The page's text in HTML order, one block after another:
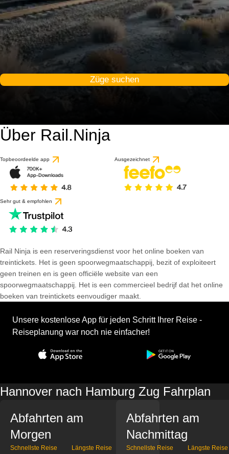
Züge suchen
Über Rail.Ninja
Topbeoordeelde app Ausgezeichnet
Sehr gut & empfohlen
Rail Ninja is een reserveringsdienst voor het online boeken van
treintickets. Het is geen spoorwegmaatschappij, bezit of exploiteert
geen treinen en is geen officiële website van een
spoorwegmaatschappij. Het is een commercieel bedrijf dat het online
boeken van treintickets eenvoudiger maakt.
Unsere kostenlose App für jeden Schritt Ihrer Reise -
Reiseplanung war noch nie einfacher!
Hannover nach Hamburg Zug Fahrplan
Abfahrten am
Morgen
Schnellste Reise Längste Reise
Abfahrten am
Nachmittag
Schnellste Reise Längste Reise
basierend auf 1